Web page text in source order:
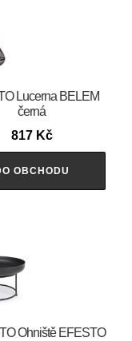
Lucerna BELEM
černá
817 Kč
OBCHODU
Ohniště EFESTO